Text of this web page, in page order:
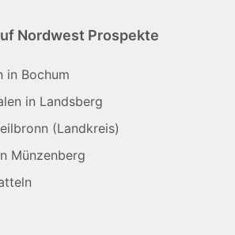
Nordwest Prospekte
in Bochum
in Landsberg
(Landkreis)
Münzenberg